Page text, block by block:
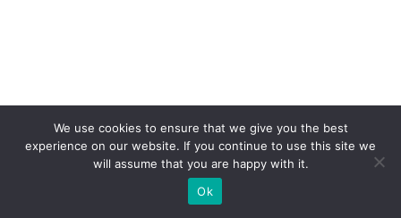
We use cookies to ensure that we give you the best
experience on our website. If you continue to use this site we
will assume that you are happy with it.
Ok